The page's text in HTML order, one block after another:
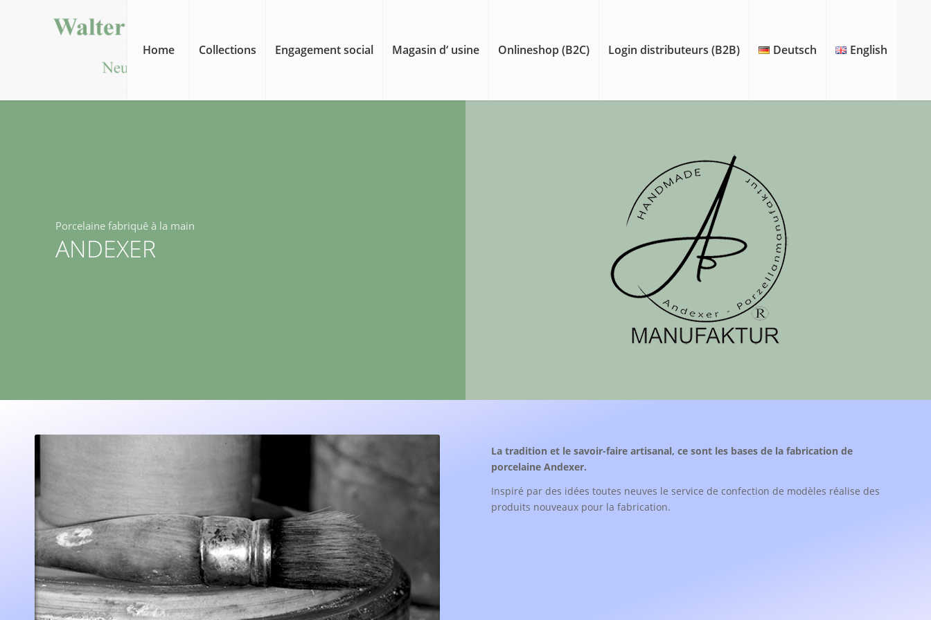
Home Collections Engagement social Magasin d‘ usine Onlineshop (B2C) Login distributeurs (B2B) Deutsch English
Porcelaine fabriquê à la main
ANDEXER
La tradition et le savoir-faire artisanal, ce sont les bases de la fabrication de
porcelaine Andexer.
Inspiré par des idées toutes neuves le service de confection de modèles réalise des
produits nouveaux pour la fabrication.